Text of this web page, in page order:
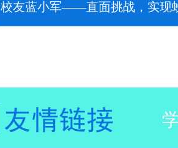
校友蓝小军——直面挑战，实现